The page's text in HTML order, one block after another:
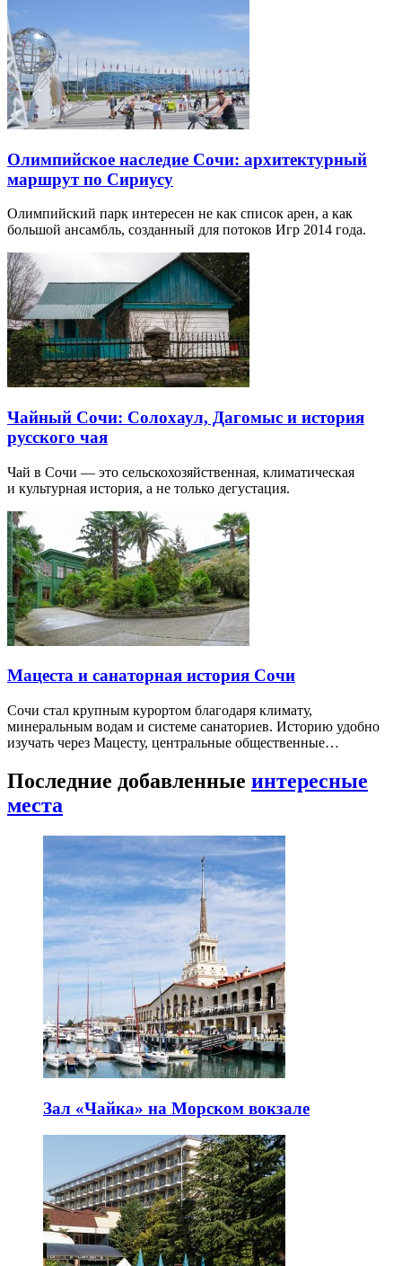
Олимпийское наследие Сочи: архитектурный
маршрут по Сириусу
Олимпийский парк интересен не как список арен, а как
большой ансамбль, созданный для потоков Игр 2014 года.
Чайный Сочи: Солохаул, Дагомыс и история
русского чая
Чай в Сочи — это сельскохозяйственная, климатическая
и культурная история, а не только дегустация.
Мацеста и санаторная история Сочи
Сочи стал крупным курортом благодаря климату,
минеральным водам и системе санаториев. Историю удобно
изучать через Мацесту, центральные общественные…
Последние добавленные интересные
места
Зал «Чайка» на Морском вокзале